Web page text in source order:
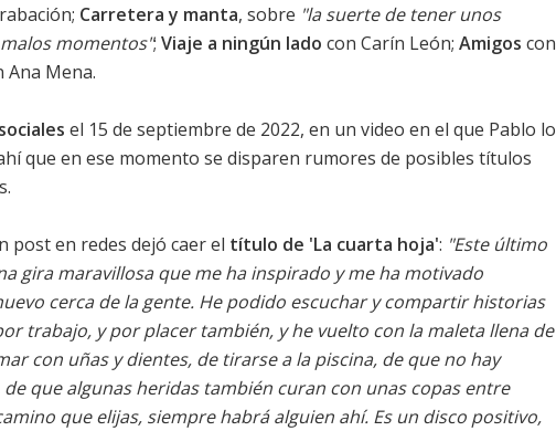
; Carretera y manta, sobre "la suerte de tener unos
momentos"; Viaje a ningún lado con Carín León; Amigos con
Ana Mena.
el 15 de septiembre de 2022, en un video en el que Pablo lo
que en ese momento se disparen rumores de posibles títulos
post en redes dejó caer el título de 'La cuarta hoja': "Este último
gira maravillosa que me ha inspirado y me ha motivado
cerca de la gente. He podido escuchar y compartir historias
trabajo, y por placer también, y he vuelto con la maleta llena de
con uñas y dientes, de tirarse a la piscina, de que no hay
que algunas heridas también curan con unas copas entre
que elijas, siempre habrá alguien ahí. Es un disco positivo,